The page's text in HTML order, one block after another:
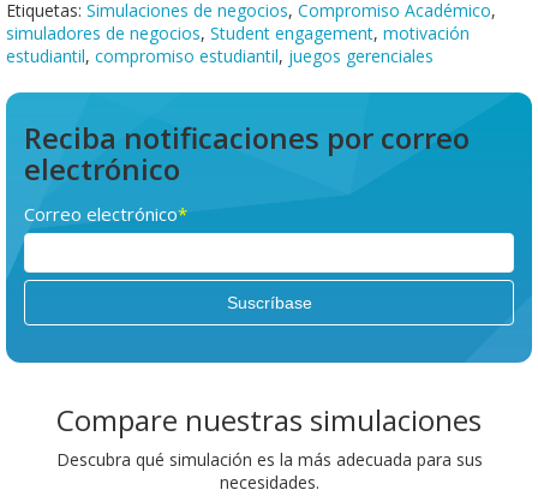
Etiquetas: Simulaciones de negocios, Compromiso Académico,
simuladores de negocios, Student engagement, motivación
estudiantil, compromiso estudiantil, juegos gerenciales
Reciba notificaciones por correo
electrónico
Correo electrónico*
Compare nuestras simulaciones
Descubra qué simulación es la más adecuada para sus
necesidades.